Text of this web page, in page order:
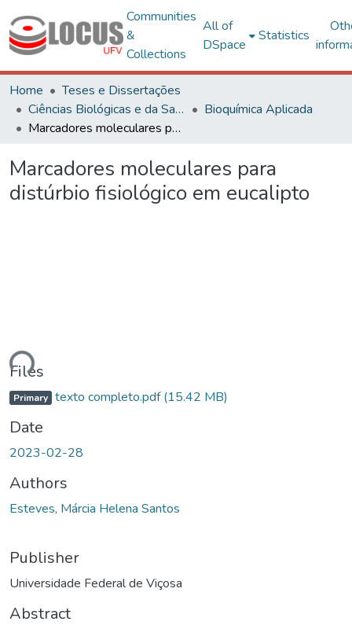
Communities
&
Collections
All of
DSpace
Statistics
Home
Teses e Dissertações
Ciências Biológicas e da Saúde
Bioquímica Aplicada
Marcadores moleculares para distúrbio fisiológico em eucalipto
Marcadores moleculares para
distúrbio fisiológico em eucalipto
Loading...
Files
Primary texto completo.pdf(15.42 MB)
Date
2023-02-28
Authors
Esteves, Márcia Helena Santos
Publisher
Universidade Federal de Viçosa
Abstract